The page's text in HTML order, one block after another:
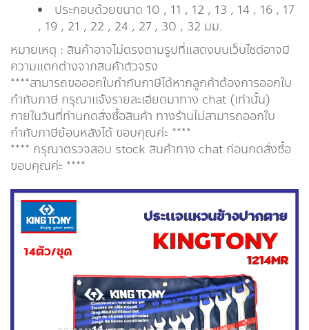
ประกอบด้วยขนาด 10 , 11 , 12 , 13 , 14 , 16 , 17
, 19 , 21 , 22 , 24 , 27 , 30 , 32 มม.
หมายเหตุ : สินค้าอาจไม่ตรงตามรูปที่แสดงบนเว็บไซต์อาจมี
ความแตกต่างจากสินค้าตัวจริง
****สามารถขอออกใบกำกับภาษีได้หากลูกค้าต้องการออกใบ
กำกับภาษี กรุณาเเจ้งรายละเอียดมาทาง chat (เท่านั้น)
ภายในวันที่ท่านกดสั่งซื้อสินค้า ทางร้านไม่สามารถออกใบ
กำกับภาษีย้อนหลังได้ ขอบคุณค่ะ ****
**** กรุณาตรวจสอบ stock สินค้าทาง chat ก่อนกดสั่งซื้อ
ขอบคุณค่ะ ****